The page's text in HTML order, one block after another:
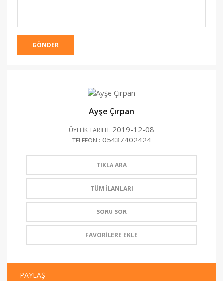
GÖNDER
Ayşe Çırpan
ÜYELİK TARİHİ : 2019-12-08
TELEFON : 05437402424
TIKLA ARA
TÜM İLANLARI
SORU SOR
FAVORİLERE EKLE
PAYLAŞ